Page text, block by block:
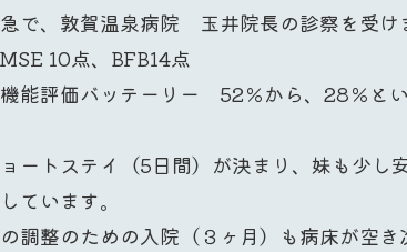
で、敦賀温泉病院 玉井院長の診察を受け
10点、BFB14点
能評価バッテーリー 52％から、28％とい
ートステイ（5日間）が決まり、妹も少し
ています。
調整のための入院（３ヶ月）も病床が空き